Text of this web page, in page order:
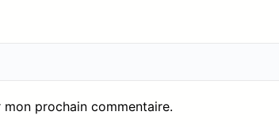
prochain commentaire.